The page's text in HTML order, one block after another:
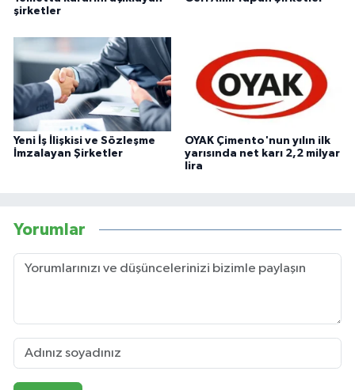
şirketler
Yeni İş İlişkisi ve Sözleşme
İmzalayan Şirketler
OYAK Çimento'nun yılın ilk
yarısında net karı 2,2 milyar
lira
Yorumlar